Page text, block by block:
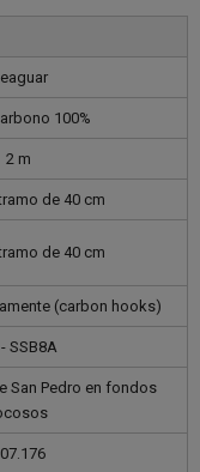
100%
2 m
de 40 cm
de 40 cm
(carbon hooks)
SSB8A
San Pedro en fondos